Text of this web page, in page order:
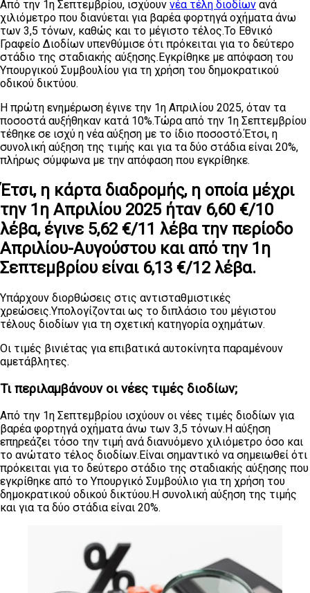
Από την 1η Σεπτεμβρίου, ισχύουν νέα τέλη διοδίων ανά
χιλιόμετρο που διανύεται για βαρέα φορτηγά οχήματα άνω
των 3,5 τόνων, καθώς και το μέγιστο τέλος.Το Εθνικό
Γραφείο Διοδίων υπενθύμισε ότι πρόκειται για το δεύτερο
στάδιο της σταδιακής αύξησης.Εγκρίθηκε με απόφαση του
Υπουργικού Συμβουλίου για τη χρήση του δημοκρατικού
οδικού δικτύου.
Η πρώτη ενημέρωση έγινε την 1η Απριλίου 2025, όταν τα
ποσοστά αυξήθηκαν κατά 10%.Τώρα από την 1η Σεπτεμβρίου
τέθηκε σε ισχύ η νέα αύξηση με το ίδιο ποσοστό.Έτσι, η
συνολική αύξηση της τιμής και για τα δύο στάδια είναι 20%,
πλήρως σύμφωνα με την απόφαση που εγκρίθηκε.
Έτσι, η κάρτα διαδρομής, η οποία μέχρι
την 1η Απριλίου 2025 ήταν 6,60 €/10
λέβα, έγινε 5,62 €/11 λέβα την περίοδο
Απριλίου-Αυγούστου και από την 1η
Σεπτεμβρίου είναι 6,13 €/12 λέβα.
Υπάρχουν διορθώσεις στις αντισταθμιστικές
χρεώσεις.Υπολογίζονται ως το διπλάσιο του μέγιστου
τέλους διοδίων για τη σχετική κατηγορία οχημάτων.
Οι τιμές βινιέτας για επιβατικά αυτοκίνητα παραμένουν
αμετάβλητες.
Τι περιλαμβάνουν οι νέες τιμές διοδίων;
Από την 1η Σεπτεμβρίου ισχύουν οι νέες τιμές διοδίων για
βαρέα φορτηγά οχήματα άνω των 3,5 τόνων.Η αύξηση
επηρεάζει τόσο την τιμή ανά διανυόμενο χιλιόμετρο όσο και
το ανώτατο τέλος διοδίων.Είναι σημαντικό να σημειωθεί ότι
πρόκειται για το δεύτερο στάδιο της σταδιακής αύξησης που
εγκρίθηκε από το Υπουργικό Συμβούλιο για τη χρήση του
δημοκρατικού οδικού δικτύου.Η συνολική αύξηση της τιμής
και για τα δύο στάδια είναι 20%.